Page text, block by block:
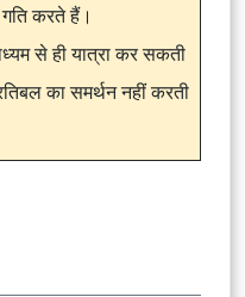
करते हैं।
से ही यात्रा कर सकती
का समर्थन नहीं करती